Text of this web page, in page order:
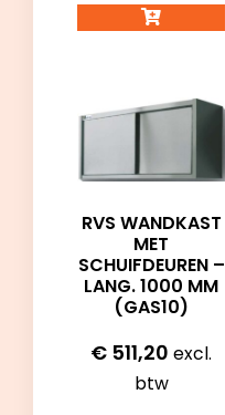
RVS WANDKAST
MET
SCHUIFDEUREN –
LANG. 1000 MM
(GAS10)
€ 511,20 excl.
btw